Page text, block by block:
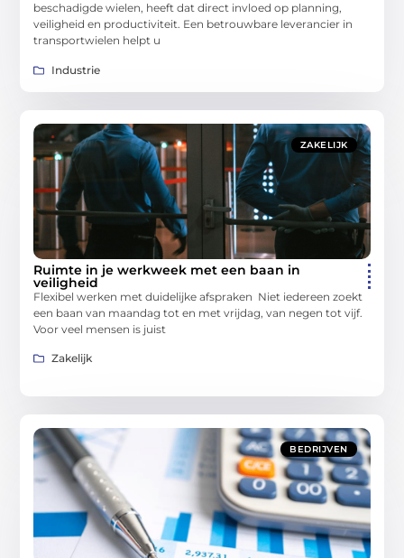
beschadigde wielen, heeft dat direct invloed op planning,
veiligheid en productiviteit. Een betrouwbare leverancier in
transportwielen helpt u
Industrie
ZAKELIJK
Ruimte in je werkweek met een baan in
veiligheid
Flexibel werken met duidelijke afspraken Niet iedereen zoekt
een baan van maandag tot en met vrijdag, van negen tot vijf.
Voor veel mensen is juist
Zakelijk
BEDRIJVEN